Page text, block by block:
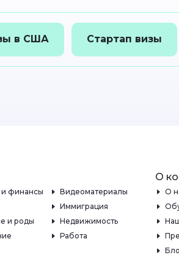
в США Стартап визы
финансы
Видеоматериалы
Иммиграция
и роды
Недвижимость
Работа
О
О